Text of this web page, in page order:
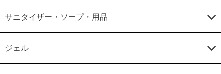
サニタイザー・ソープ・用品
ジェル